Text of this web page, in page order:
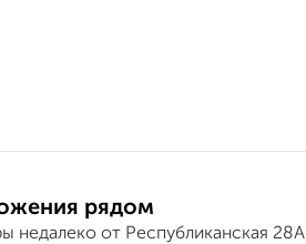
рядом
недалеко от Республиканская 28А